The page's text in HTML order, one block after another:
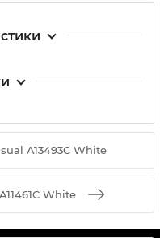
A13493C White
White